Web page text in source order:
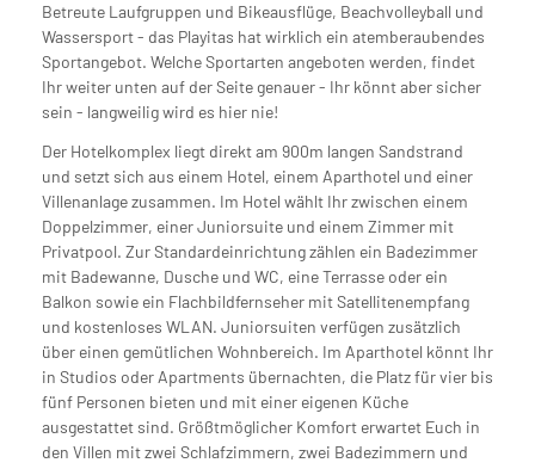
Betreute Laufgruppen und Bikeausflüge, Beachvolleyball und
Wassersport - das Playitas hat wirklich ein atemberaubendes
Sportangebot. Welche Sportarten angeboten werden, findet
Ihr weiter unten auf der Seite genauer - Ihr könnt aber sicher
sein - langweilig wird es hier nie!
Der Hotelkomplex liegt direkt am 900m langen Sandstrand
und setzt sich aus einem Hotel, einem Aparthotel und einer
Villenanlage zusammen. Im Hotel wählt Ihr zwischen einem
Doppelzimmer, einer Juniorsuite und einem Zimmer mit
Privatpool. Zur Standardeinrichtung zählen ein Badezimmer
mit Badewanne, Dusche und WC, eine Terrasse oder ein
Balkon sowie ein Flachbildfernseher mit Satellitenempfang
und kostenloses WLAN. Juniorsuiten verfügen zusätzlich
über einen gemütlichen Wohnbereich. Im Aparthotel könnt Ihr
in Studios oder Apartments übernachten, die Platz für vier bis
fünf Personen bieten und mit einer eigenen Küche
ausgestattet sind. Größtmöglicher Komfort erwartet Euch in
den Villen mit zwei Schlafzimmern, zwei Badezimmern und